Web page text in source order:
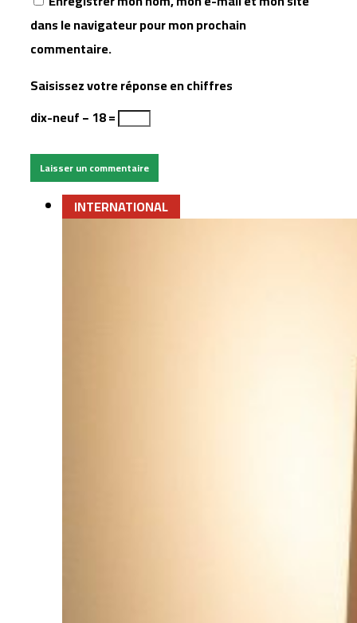
dans le navigateur pour mon prochain
commentaire.
Saisissez votre réponse en chiffres
dix-neuf − 18 =
INTERNATIONAL